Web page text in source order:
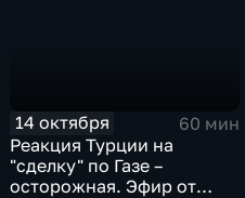
14 октября
60 мин
Реакция Турции на
"сделку" по Газе –
осторожная. Эфир от